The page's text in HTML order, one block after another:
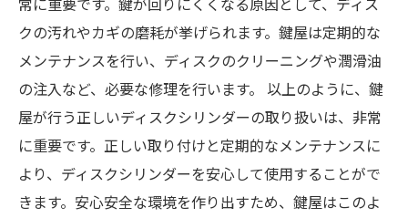
クの汚れやカギの磨耗が挙げられます。鍵屋は定期的な
メンテナンスを行い、ディスクのクリーニングや潤滑油
の注入など、必要な修理を行います。 以上のように、鍵
屋が行う正しいディスクシリンダーの取り扱いは、非常
に重要です。正しい取り付けと定期的なメンテナンスに
より、ディスクシリンダーを安心して使用することがで
きます。安心安全な環境を作り出すため、鍵屋はこのよ